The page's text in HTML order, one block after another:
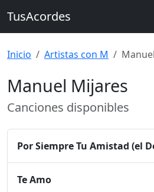
TusAcordes
Inicio Artistas con M
Manuel Mijares
Canciones disponibles
Por Siempre Tu Amistad (el
Te Amo